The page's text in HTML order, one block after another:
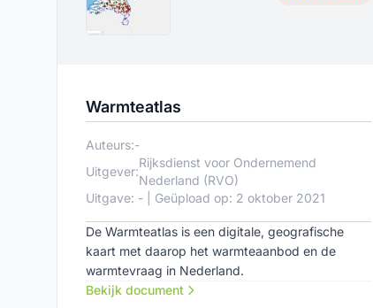
Warmteatlas
Auteurs:-
Uitgever:
Rijksdienst voor Ondernemend
Nederland (RVO)
Uitgave: - | Geüpload op: 2 oktober 2021
De Warmteatlas is een digitale, geografische
kaart met daarop het warmteaanbod en de
warmtevraag in Nederland.
Bekijk document